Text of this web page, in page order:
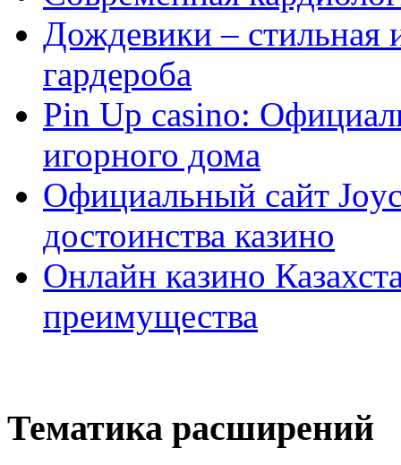
Дождевики – стильная
гардероба
Pin Up casino:
игорного дома
Официальный сайт
достоинства казино
Онлайн казино
преимущества
Тематика расширений